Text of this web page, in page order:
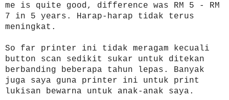
me is quite good, difference was RM 5 - RM
7 in 5 years. Harap-harap tidak terus
meningkat.
So far printer ini tidak meragam kecuali
button scan sedikit sukar untuk ditekan
berbanding beberapa tahun lepas. Banyak
juga saya guna printer ini untuk print
lukisan bewarna untuk anak-anak saya.